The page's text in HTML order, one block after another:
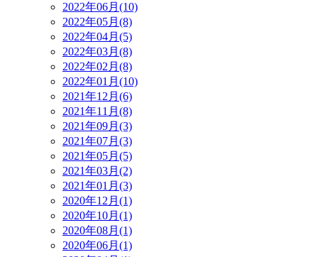
2022年06月(10)
2022年05月(8)
2022年04月(5)
2022年03月(8)
2022年02月(8)
2022年01月(10)
2021年12月(6)
2021年11月(8)
2021年09月(3)
2021年07月(3)
2021年05月(5)
2021年03月(2)
2021年01月(3)
2020年12月(1)
2020年10月(1)
2020年08月(1)
2020年06月(1)